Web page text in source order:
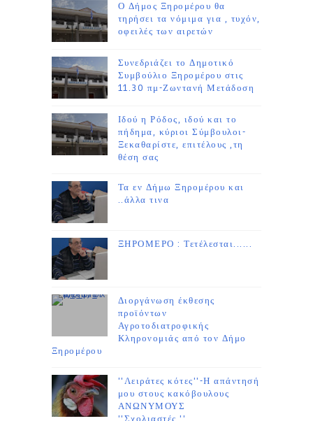
Ο Δήμος Ξηρομέρου θα
τηρήσει τα νόμιμα για , τυχόν,
οφειλές των αιρετών
Συνεδριάζει το Δημοτικό
Συμβούλιο Ξηρομέρου στις
11.30 πμ-Ζωντανή Μετάδοση
Ιδού η Ρόδος, ιδού και το
πήδημα, κύριοι Σύμβουλοι-
Ξεκαθαρίστε, επιτέλους ,τη
θέση σας
Τα εν Δήμω Ξηρομέρου και
..άλλα τινα
ΞΗΡΟΜΕΡΟ : Τετέλεσται......
Διοργάνωση έκθεσης
προϊόντων
Αγροτοδιατροφικής
Κληρονομιάς από τον Δήμο
Ξηρομέρου
''Λειράτες κότες''-Η απάντησή
μου στους κακόβουλους
ΑΝΩΝΥΜΟΥΣ